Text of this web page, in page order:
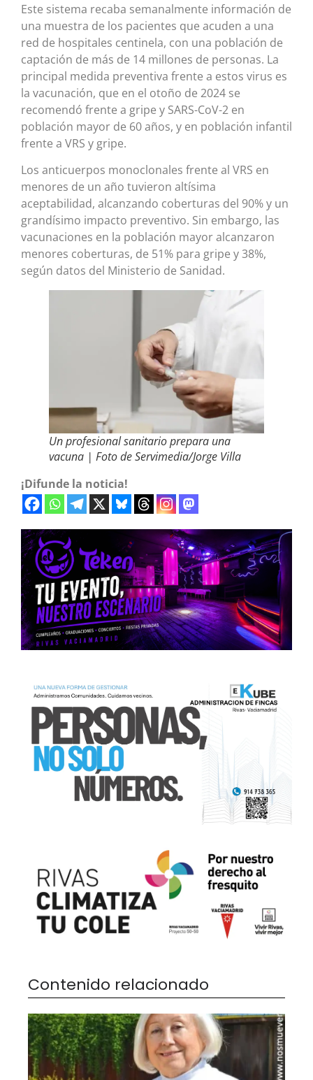
Este sistema recaba semanalmente información de
una muestra de los pacientes que acuden a una
red de hospitales centinela, con una población de
captación de más de 14 millones de personas. La
principal medida preventiva frente a estos virus es
la vacunación, que en el otoño de 2024 se
recomendó frente a gripe y SARS-CoV-2 en
población mayor de 60 años, y en población infantil
frente a VRS y gripe.
Los anticuerpos monoclonales frente al VRS en
menores de un año tuvieron altísima
aceptabilidad, alcanzando coberturas del 90% y un
grandísimo impacto preventivo. Sin embargo, las
vacunaciones en la población mayor alcanzaron
menores coberturas, de 51% para gripe y 38%,
según datos del Ministerio de Sanidad.
Un profesional sanitario prepara una
vacuna | Foto de Servimedia/Jorge Villa
¡Difunde la noticia!
Contenido relacionado